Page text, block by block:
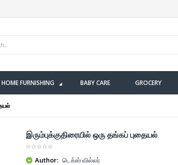
HOME FURNISHING BABY CARE GROCERY
இரும்புக்குதிரையில் ஒரு தங்கப் புதையல்
Author: டெக்ஸ் வில்லர்